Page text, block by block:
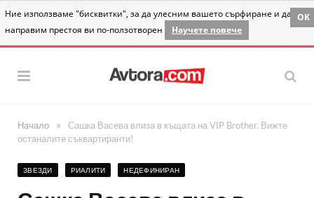
Ние използваме "бисквитки", за да улесним вашето сърфиране и да
направим престоя ви по-ползотворен
Научете повече
OK
Начало »
Сашка Васева влиза в къщата на VIP Brother. Вижте
останалите съквартиранти!
ЗВЕЗДИ РИАЛИТИ НЕДЕФИНИРАН